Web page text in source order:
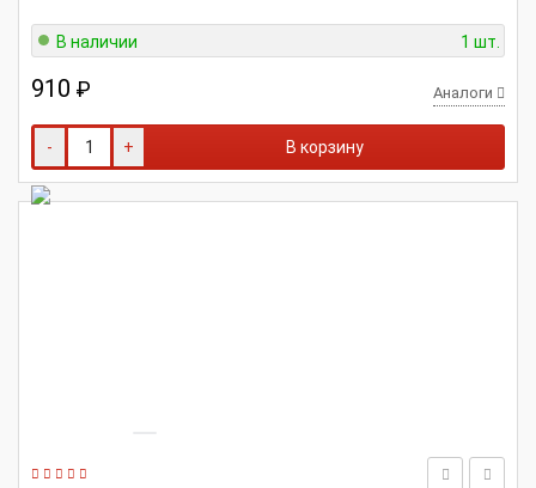
В наличии 1 шт.
910 ₽ Аналоги
- + В корзину